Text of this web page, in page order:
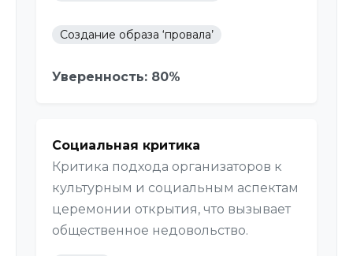
Создание образа ‘провала’
Уверенность: 80%
Социальная критика
Критика подхода организаторов к
культурным и социальным аспектам
церемонии открытия, что вызывает
общественное недовольство.